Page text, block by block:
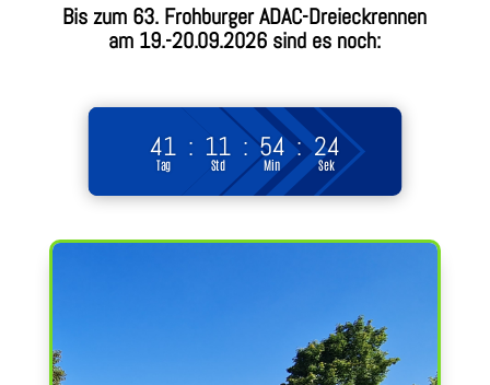
Bis zum 63. Frohburger ADAC-Dreieckrennen
am 19.-20.09.2026 sind es noch:
41
Tag
: 11
Std
: 54
Min
: 23
Sek